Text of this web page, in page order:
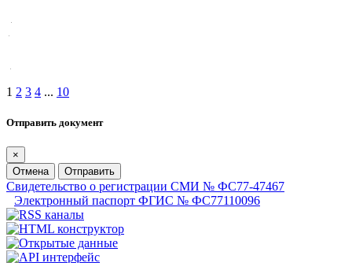
1 2 3 4 ... 10
Отправить документ
×
Отмена
Отправить
Свидетельство о регистрации СМИ № ФС77-47467
Электронный паспорт ФГИС № ФС77110096